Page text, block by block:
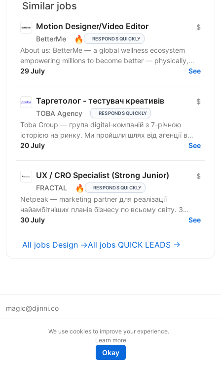
Similar jobs
Motion Designer/Video Editor
BetterMe 🔥 RESPONDS QUICKLY
$
About us: BetterMe — a global wellness ecosystem
empowering millions to become better — physically,
mentally, and emotionally. We build what makes
29 July See
Таргетолог - тестувач креативів
TOBA Agency RESPONDS QUICKLY
$
Toba Group — група digital-компаній з 7-річною
історією на ринку. Ми пройшли шлях від агенції в
Telegram-маркетингу до повноцінної екосистеми:
20 July See
UX / CRO Specialist (Strong Junior)
FRACTAL 🔥 RESPONDS QUICKLY
$
Netpeak — marketing partner для реалізації
найамбітніших планів бізнесу по всьому світу. З
Netpeak можна більше. Агенція надає повний
30 July See
All jobs Design →All jobs QUICK LEADS →
magic@djinni.co
We use cookies to improve your experience.
Learn more
Okay